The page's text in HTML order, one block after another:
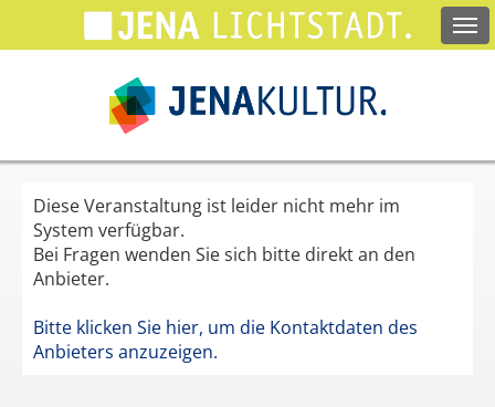
zum
Diese Veranstaltung ist leider nicht mehr im
System verfügbar.
Bei Fragen wenden Sie sich bitte direkt an den
Anbieter.
Bitte klicken Sie hier, um die Kontaktdaten des
Anbieters anzuzeigen.